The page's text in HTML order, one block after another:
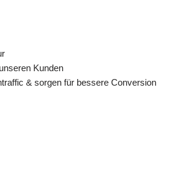
Kunden
& sorgen für bessere Conversion